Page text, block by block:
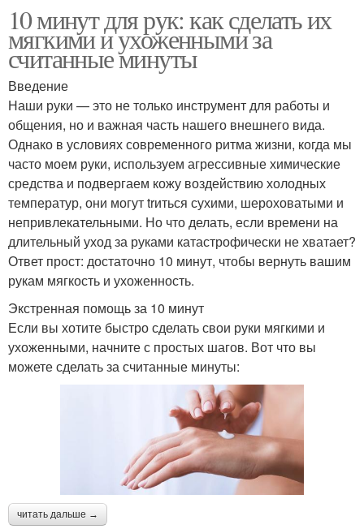
10 минут для рук: как сделать их
мягкими и ухоженными за
считанные минуты
Введение
Наши руки — это не только инструмент для работы и
общения, но и важная часть нашего внешнего вида.
Однако в условиях современного ритма жизни, когда мы
часто моем руки, используем агрессивные химические
средства и подвергаем кожу воздействию холодных
температур, они могут trиться сухими, шероховатыми и
непривлекательными. Но что делать, если времени на
длительный уход за руками катастрофически не хватает?
Ответ прост: достаточно 10 минут, чтобы вернуть вашим
рукам мягкость и ухоженность.
Экстренная помощь за 10 минут
Если вы хотите быстро сделать свои руки мягкими и
ухоженными, начните с простых шагов. Вот что вы
можете сделать за считанные минуты:
читать дальше →